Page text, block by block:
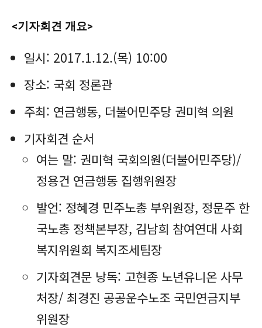
<기자회견 개요>
일시: 2017.1.12.(목) 10:00
장소: 국회 정론관
주최: 연금행동, 더불어민주당 권미혁 의원
기자회견 순서
여는 말: 권미혁 국회의원(더불어민주당)/
정용건 연금행동 집행위원장
발언: 정혜경 민주노총 부위원장, 정문주 한
국노총 정책본부장, 김남희 참여연대 사회
복지위원회 복지조세팀장
기자회견문 낭독: 고현종 노년유니온 사무
처장/ 최경진 공공운수노조 국민연금지부
위원장